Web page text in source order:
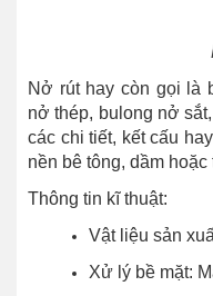
Nở rút hay còn gọi là
nở thép, bulong nở
các chi tiết, kết cấu
nền bê tông, dầm
Thông tin kĩ thuật:
Vật liệu sản
Xử lý bề mặt: